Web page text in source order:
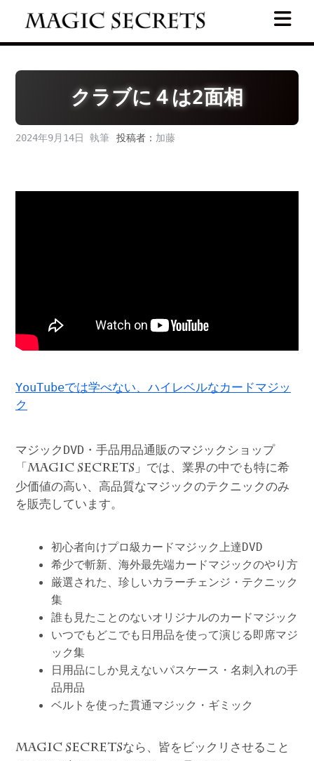
クラブに４は2面相
2024年9月14日 投稿者： 加藤
YouTubeでは学べない、ハイレベルなカードマジッ
ク
マジックDVD・手品用品通販のマジックショップ
「 MAGIC SECRETS 」では、業界の中でも特に希
少価値の高い、高品質なマジックのテクニックのみ
を販売しています。
初心者向けプロ級カードマジック上達DVD
希少で斬新、海外最先端カードマジックのやり方
厳選された、珍しいカラーチェンジ・テクニック
集
誰も見たことのないオリジナルのカードマジック
いつでもどこでも日用品を使って演じる即席マジ
ック集
日用品にしか見えないパスケース・名刺入れの手
品用品
ベルトを使った貫通マジック・ギミック
MAGIC SECRETSなら、皆をビックリさせること